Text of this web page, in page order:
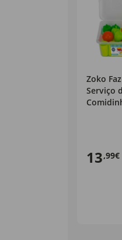
Zoko
Serviço
13,99€